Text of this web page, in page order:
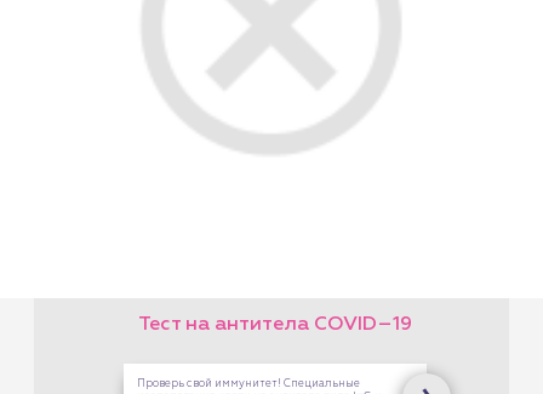
На платные услуги Центра
Здоровой Семьи. В кассах
на Опалихинской,17 и 8
Марта,126
Подробнее